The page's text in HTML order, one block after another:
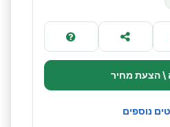
\ הצעת מחיר
נוספים